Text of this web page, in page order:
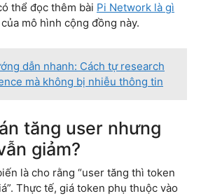
thể đọc thêm bài Pi Network là gì
mô hình cộng đồng này.
dẫn nhanh: Cách tự research
mà không bị nhiễu thông tin
tăng user nhưng
giảm?
là cho rằng “user tăng thì token
Thực tế, giá token phụ thuộc vào